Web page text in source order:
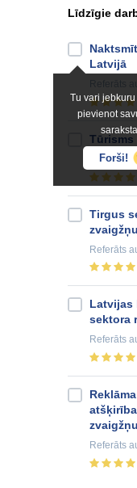
Līdzīgie
Tu vari
pievienot
Forši!
Latvijā
Tūrisms
Referāts
Tirgus
Referāts
Latvijas
sektora
Referāts
Referāts